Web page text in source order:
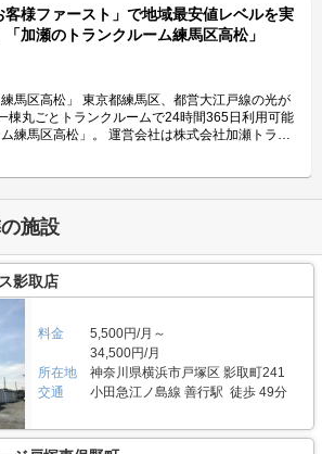
ルーム墨田区東向島2」の特長や利用用途などを
として、141室を運営中の大規模トランクルーム
ルームには、0.3帖から4.6帖まで全28種類のサイ
ますので、お客様のご予算やニーズに合ったお部
様満足度の向上のために、設備や安全面にもこだ
品質パーテーションの導入や警備会社と連携して
体制を構築するなど、お客様に安心してご利用頂
「加瀬のトランクルーム墨田区東向島2」には専
、遠方のお客様でもお気軽にご利用頂けます。
しょうか？ 周辺にお住いのお客様に
「加瀬のトランクルーム墨田区東向島2」の周辺
ため、周辺にお住いのファミリー層や個人のお客
どの保管場所としてご利用されています。また、
用の駐車場も完備しているので車でお越しのお客
くださ
管頂けるように、万全なセキュリティ体制を整
には専用の鍵が必要となるほか、各部屋にも鍵を
を構築しています。また、警備会社とも連携した
ておりますので、お客様の大切な荷物の保管にも
でご利用頂けます。お客様満足度を向上できる
ーケット調査だけでなく、自社が抱える5万人の
た価格設定を行っています。初期費用は、ご契約
客様ファースト」で地域最安値レベルを実
「加瀬のトランクルーム練馬区高松」
区、都営大江戸線の光が
棟丸ごとトランクルームで24時間365日利用可能
練馬区高松」。 運営会社は株式会社加瀬トラン
48年）設立と、長い歴史のある加瀬グループの
年2月1日に新設分割して生まれた会社です。 今
用用途の傾向、会社の想いなどをご紹介します。
松の特徴を教えてください。 加瀬のトラン
一棟丸ごとトランクルームで24時間365日利用可
という名の通り加瀬グループの190棟目の自社ビ
で4フロアをすべて専用使用の部屋に作り替えて
ため、スモールサイズから4帖以上の大きめの部
途に使用できるサイズのトランクルームを取り揃
格帯で展開できるのが特徴です。最高のコストパ
セキュリティ対策で、安心してお客様の大切な荷
歩8分の場所に位置しており、近隣には集合住宅
す。そのため、30代後半～50代のファミリー層
額なので子育て世代の家庭にも優しいトランクル
線道路（笹目通り）から一本入った立地で、専用
しの際も安心してご利用いただけます。 セキ
施設
影取店
料金
5,500円/月～
34,500円/月
所在地
神奈川県横浜市戸塚区 影取町241
交通
小田急江ノ島線 善行駅 徒歩 49分